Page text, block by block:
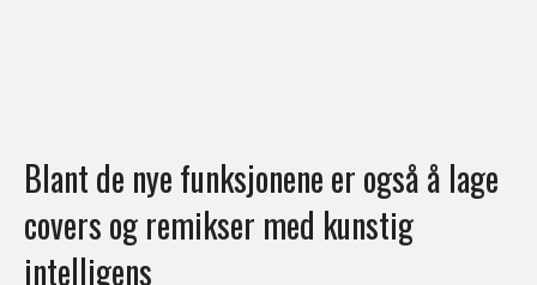
Blant de nye funksjonene er også å lage
covers og remikser med kunstig
intelligens